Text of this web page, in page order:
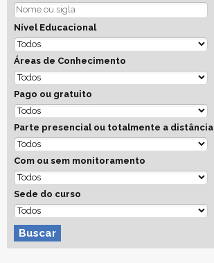
Nível Educacional
Áreas de Conhecimento
Pago ou gratuito
Parte presencial ou totalmente a distância
Com ou sem monitoramento
Sede do curso
Buscar